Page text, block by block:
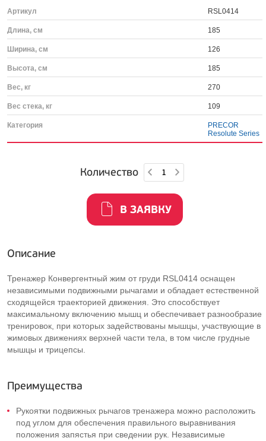
Артикул RSL0414
Длина, см 185
Ширина, см 126
Высота, см 185
Вес, кг 270
Вес стека, кг 109
Категория
PRECOR
Resolute Series
Количество
В ЗАЯВКУ
Описание
Тренажер Конвергентный жим от груди RSL0414 оснащен
независимыми подвижными рычагами и обладает естественной
сходящейся траекторией движения. Это способствует
максимальному включению мышц и обеспечивает разнообразие
тренировок, при которых задействованы мышцы, участвующие в
жимовых движениях верхней части тела, в том числе грудные
мышцы и трицепсы.
Преимущества
Рукоятки подвижных рычагов тренажера можно расположить
под углом для обеспечения правильного выравнивания
положения запястья при сведении рук. Независимые